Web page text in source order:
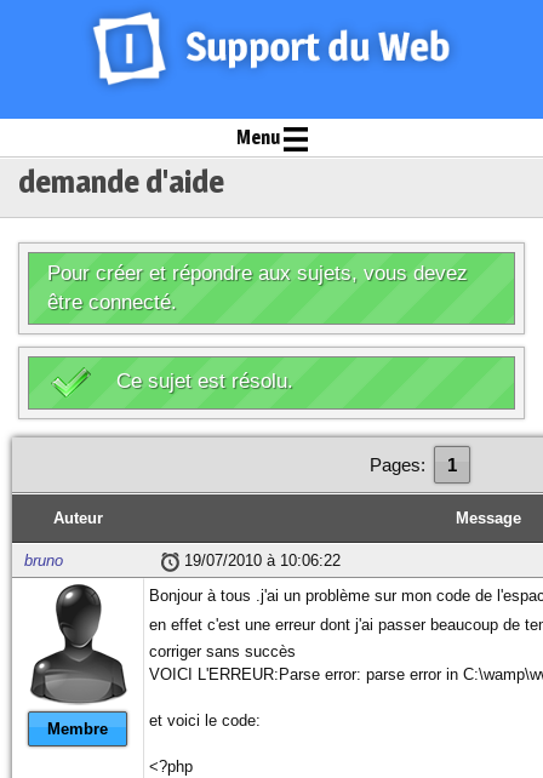
Menu
demande d'aide
Pour créer et répondre aux sujets, vous devez
être connecté.
Ce sujet est résolu.
Pages: 1
Auteur Message
bruno 19/07/2010 à 10:06:22
Membre
Bonjour à tous .j'ai un problème sur mon code de
en effet c'est une erreur dont j'ai passer beaucoup de
corriger sans succès
VOICI L'ERREUR:Parse error: parse error in
et voici le code:
<?php